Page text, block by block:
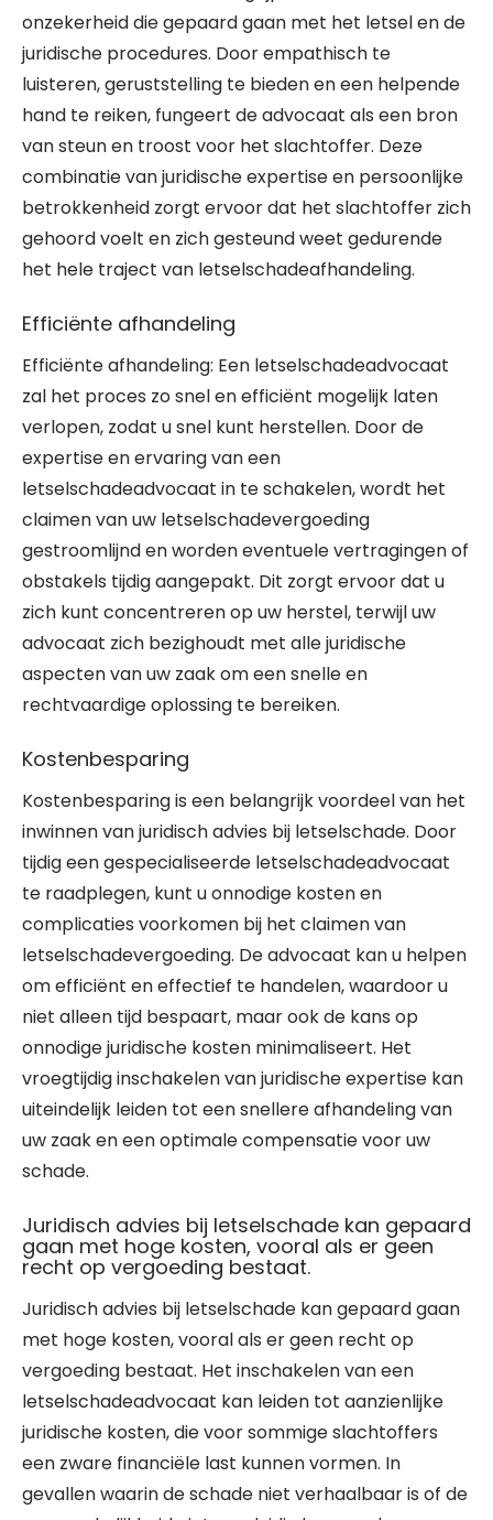
onzekerheid die gepaard gaan met het letsel en de
juridische procedures. Door empathisch te
luisteren, geruststelling te bieden en een helpende
hand te reiken, fungeert de advocaat als een bron
van steun en troost voor het slachtoffer. Deze
combinatie van juridische expertise en persoonlijke
betrokkenheid zorgt ervoor dat het slachtoffer zich
gehoord voelt en zich gesteund weet gedurende
het hele traject van letselschadeafhandeling.
Efficiënte afhandeling
Efficiënte afhandeling: Een letselschadeadvocaat
zal het proces zo snel en efficiënt mogelijk laten
verlopen, zodat u snel kunt herstellen. Door de
expertise en ervaring van een
letselschadeadvocaat in te schakelen, wordt het
claimen van uw letselschadevergoeding
gestroomlijnd en worden eventuele vertragingen of
obstakels tijdig aangepakt. Dit zorgt ervoor dat u
zich kunt concentreren op uw herstel, terwijl uw
advocaat zich bezighoudt met alle juridische
aspecten van uw zaak om een snelle en
rechtvaardige oplossing te bereiken.
Kostenbesparing
Kostenbesparing is een belangrijk voordeel van het
inwinnen van juridisch advies bij letselschade. Door
tijdig een gespecialiseerde letselschadeadvocaat
te raadplegen, kunt u onnodige kosten en
complicaties voorkomen bij het claimen van
letselschadevergoeding. De advocaat kan u helpen
om efficiënt en effectief te handelen, waardoor u
niet alleen tijd bespaart, maar ook de kans op
onnodige juridische kosten minimaliseert. Het
vroegtijdig inschakelen van juridische expertise kan
uiteindelijk leiden tot een snellere afhandeling van
uw zaak en een optimale compensatie voor uw
schade.
Juridisch advies bij letselschade kan gepaard
gaan met hoge kosten, vooral als er geen
recht op vergoeding bestaat.
Juridisch advies bij letselschade kan gepaard gaan
met hoge kosten, vooral als er geen recht op
vergoeding bestaat. Het inschakelen van een
letselschadeadvocaat kan leiden tot aanzienlijke
juridische kosten, die voor sommige slachtoffers
een zware financiële last kunnen vormen. In
gevallen waarin de schade niet verhaalbaar is of de